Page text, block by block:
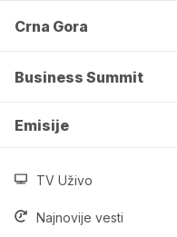
Crna Gora
Business Summit
Emisije
TV Uživo
Najnovije vesti
TOP TAGOVI
Euronews Montenegro